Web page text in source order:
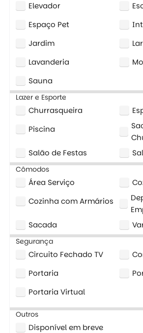
Elevador
Espaço Pet
Jardim
Lavanderia
Sauna
Lazer e Esporte
Churrasqueira
Piscina
Salão de Festas
Cômodos
Área Serviço
Cozinha com Armários
Sacada
Segurança
Circuito Fechado TV
Portaria
Portaria Virtual
Outros
Disponível em breve